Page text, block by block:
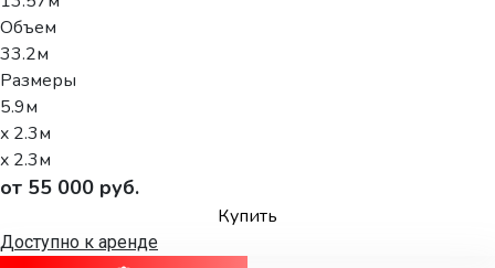
Объем
33.2м
Размеры
5.9м
x 2.3м
x 2.3м
от 55 000 руб.
Купить
Доступно к аренде